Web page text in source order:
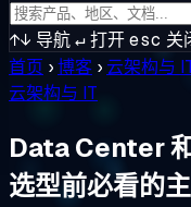
↑↓ 导航↵打开esc 关
首页 ›博客 › 云架构与
云架构与 IT
Data Center
选型前必看的